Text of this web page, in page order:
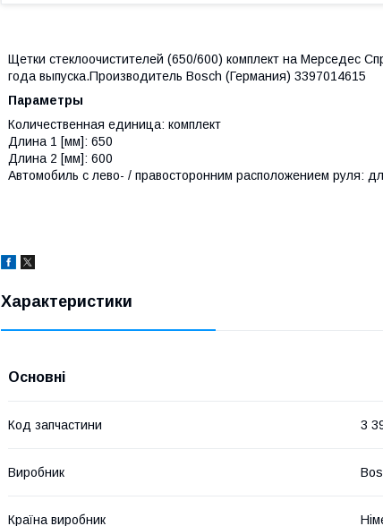
Щетки стеклоочистителей (650/600) комплект на Мерседес
года выпуска.Производитель Bosch (Германия) 3397014615
Параметры
Количественная единица: комплект
Длина 1 [мм]: 650
Длина 2 [мм]: 600
Автомобиль с лево- / правосторонним расположением руля:
Характеристики
Основні
Код запчастини 3
Виробник
Країна виробник